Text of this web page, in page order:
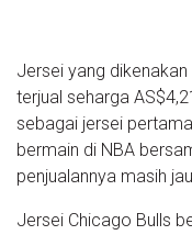
Jersei yang
terjual seharga
sebagai jersei
bermain di NBA
penjualannya masih
Jersei Chicago Bulls